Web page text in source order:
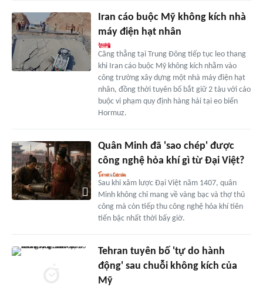
Iran cáo buộc Mỹ không kích nhà
máy điện hạt nhân
Căng thẳng tại Trung Đông tiếp tục leo thang
khi Iran cáo buộc Mỹ không kích nhằm vào
công trường xây dựng một nhà máy điện hạt
nhân, đồng thời tuyên bố bắt giữ 2 tàu với cáo
buộc vi phạm quy định hàng hải tại eo biển
Hormuz.
Quân Minh đã 'sao chép' được
công nghệ hỏa khí gì từ Đại Việt?
Sau khi xâm lược Đại Việt năm 1407, quân
Minh không chỉ mang về vàng bạc và thợ thủ
công mà còn tiếp thu công nghệ hỏa khí tiên
tiến bậc nhất thời bấy giờ.
Tehran tuyên bố 'tự do hành
động' sau chuỗi không kích của
Mỹ